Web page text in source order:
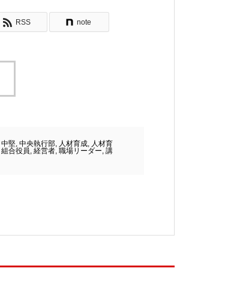
RSS note
中堅, 中央執行部, 人材育成, 人材育
組合役員, 経営者, 職場リーダー, 講